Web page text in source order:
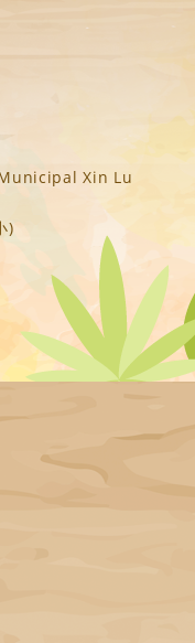
Xin Lu
)